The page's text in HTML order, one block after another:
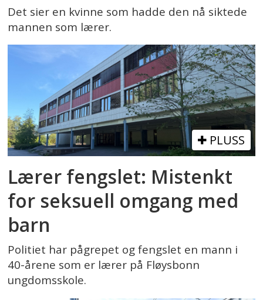
Det sier en kvinne som hadde den nå siktede
mannen som lærer.
PLUSS
Lærer fengslet: Mistenkt
for seksuell omgang med
barn
Politiet har pågrepet og fengslet en mann i
40-årene som er lærer på Fløysbonn
ungdomsskole.